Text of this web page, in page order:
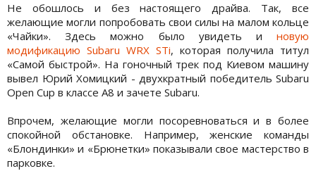
Не обошлось и без настоящего драйва. Так, все
желающие могли попробовать свои силы на малом кольце
«Чайки». Здесь можно было увидеть и новую
модификацию Subaru WRX STi, которая получила титул
«Самой быстрой». На гоночный трек под Киевом машину
вывел Юрий Хомицкий - двухкратный победитель Subaru
Open Cup в классе А8 и зачете Subaru.
Впрочем, желающие могли посоревноваться и в более
спокойной обстановке. Например, женские команды
«Блондинки» и «Брюнетки» показывали свое мастерство в
парковке.